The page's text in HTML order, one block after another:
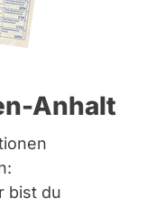
Anhalt
bist du